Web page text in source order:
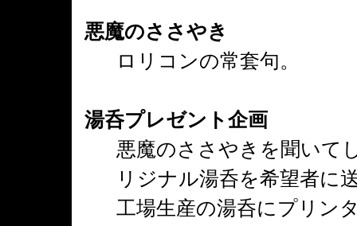
悪魔のささやき
ロリコンの常套句。
湯呑プレゼント企画
悪魔のささやきを聞いて
リジナル湯呑を希望者に
工場生産の湯呑にプリン